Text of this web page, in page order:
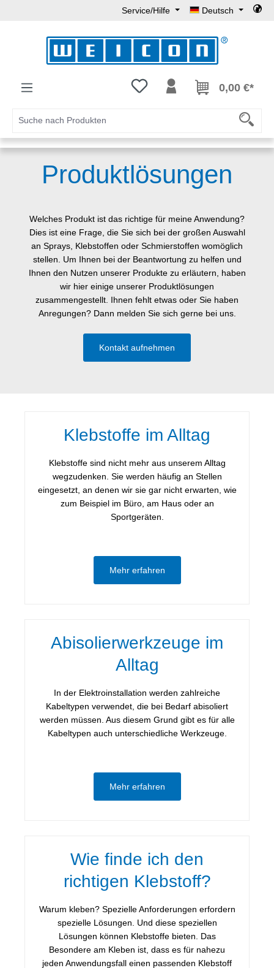
Service/Hilfe Deutsch
Du hast 0 Produkte auf dem
0,00 €*
Produktlösungen
Welches Produkt ist das richtige für meine Anwendung?
Dies ist eine Frage, die Sie sich bei der großen Auswahl
an Sprays, Klebstoffen oder Schmierstoffen womöglich
stellen. Um Ihnen bei der Beantwortung zu helfen und
Ihnen den Nutzen unserer Produkte zu erläutern, haben
wir hier einige unserer Produktlösungen
zusammengestellt. Ihnen fehlt etwas oder Sie haben
Anregungen? Dann melden Sie sich gerne bei uns.
Kontakt aufnehmen
Klebstoffe im Alltag
Klebstoffe sind nicht mehr aus unserem Alltag
wegzudenken. Sie werden häufig an Stellen
eingesetzt, an denen wir sie gar nicht erwarten, wie
zum Beispiel im Büro, am Haus oder an
Sportgeräten.
Mehr erfahren
Abisolierwerkzeuge im
Alltag
In der Elektroinstallation werden zahlreiche
Kabeltypen verwendet, die bei Bedarf abisoliert
werden müssen. Aus diesem Grund gibt es für alle
Kabeltypen auch unterschiedliche Werkzeuge.
Mehr erfahren
Wie finde ich den
richtigen Klebstoff?
Warum kleben? Spezielle Anforderungen erfordern
spezielle Lösungen. Und diese speziellen
Lösungen können Klebstoffe bieten. Das
Besondere am Kleben ist, dass es für nahezu
jeden Anwendungsfall einen passenden Klebstoff